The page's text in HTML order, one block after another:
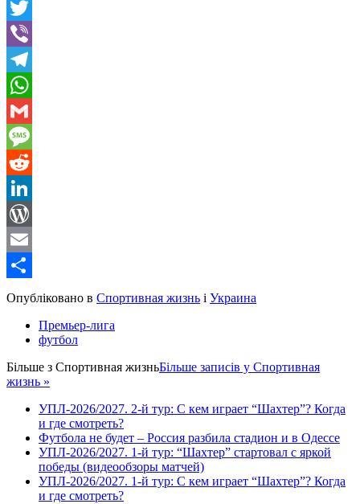
Facebook
Twitter
Viber
Telegram
WhatsApp
Gmail
Message
Reddit
LinkedIn
WordPress
Email
Share
Опубліковано в Спортивная жизнь і Украина
Премьер-лига
футбол
Більше з Спортивная жизньБільше записів у Спортивная
жизнь »
УПЛ-2026/2027. 2-й тур: С кем играет “Шахтер”? Когда
и где смотреть?
Футбола не будет – Россия разбила стадион и в Одессе
УПЛ-2026/2027. 1-й тур: “Шахтер” стартовал с яркой
победы (видеообзоры матчей)
УПЛ-2026/2027. 1-й тур: С кем играет “Шахтер”? Когда
и где смотреть?